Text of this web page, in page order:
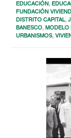
EDUCACIÓN,
FUNDACIÓN
DISTRITO CAPITAL,
BANESCO,MODELO
URBANISMOS,